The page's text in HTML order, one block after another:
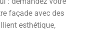
façade avec des
esthétique,